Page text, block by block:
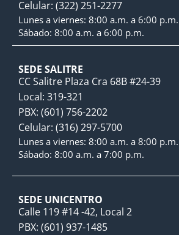
Celular: (322) 251-2277
Lunes a viernes: 8:00 a.m. a 6:00 p.m.
Sábado: 8:00 a.m. a 6:00 p.m.
SEDE SALITRE
CC Salitre Plaza Cra 68B #24-39
Local: 319-321
PBX: (601) 756-2202
Celular: (316) 297-5700
Lunes a viernes: 8:00 a.m. a 8:00 p.m.
Sábado: 8:00 a.m. a 7:00 p.m.
SEDE UNICENTRO
Calle 119 #14 -42, Local 2
PBX: (601) 937-1485